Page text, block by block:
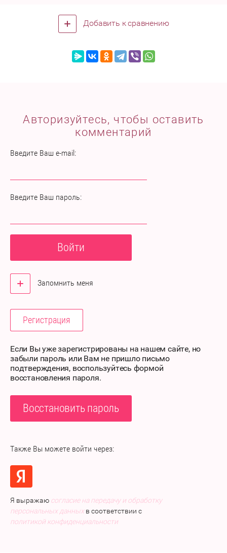
Добавить к сравнению
Авторизуйтесь, чтобы оставить
комментарий
Введите Ваш e-mail:
Введите Ваш пароль:
Войти
Запомнить меня
Регистрация
Если Вы уже зарегистрированы на нашем сайте, но
забыли пароль или Вам не пришло письмо
подтверждения, воспользуйтесь формой
восстановления пароля.
Восстановить пароль
Также Вы можете войти через:
Я выражаю согласие на передачу и обработку
персональных данных в соответствии с
политикой конфиденциальности